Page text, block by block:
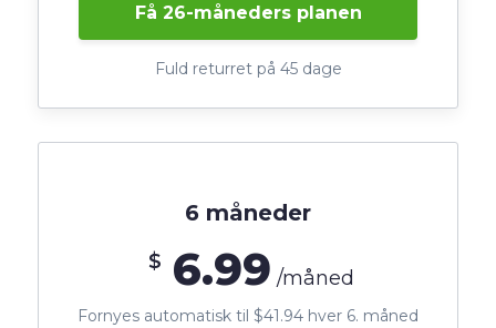
Få 26-måneders planen
Fuld returret på 45 dage
6 måneder
$ 6.99 /måned
Fornyes automatisk til $41.94 hver 6. måned